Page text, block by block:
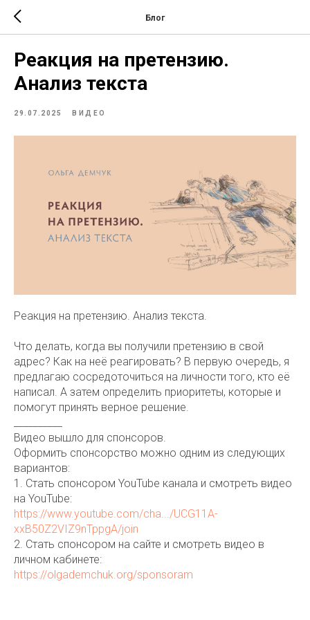
Блог
Реакция на претензию.
Анализ текста
29.07.2025 ВИДЕО
Реакция на претензию. Анализ текста.
Что делать, когда вы получили претензию в свой
адрес? Как на неё реагировать? В первую очередь, я
предлагаю сосредоточиться на личности того, кто её
написал. А затем определить приоритеты, которые и
помогут принять верное решение.
Видео вышло для спонсоров.
Оформить спонсорство можно одним из следующих
вариантов:
1. Стать спонсором YouTube канала и смотреть видео
на YouTube:
https://www.youtube.com/cha.../UCG11A-
xxB50Z2VIZ9nTppgA/join
2. Стать спонсором на сайте и смотреть видео в
личном кабинете:
https://olgademchuk.org/sponsoram